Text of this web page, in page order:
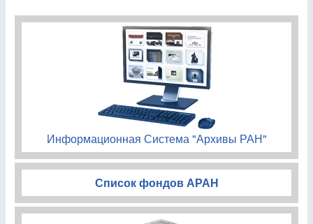
Информационная Система "Архивы РАН"
Список фондов АРАН